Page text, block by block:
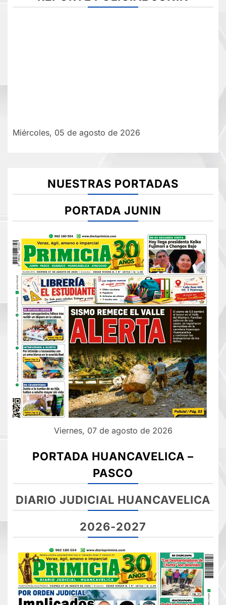
Miércoles, 05 de agosto de 2026
NUESTRAS PORTADAS
PORTADA JUNIN
Viernes, 07 de agosto de 2026
PORTADA HUANCAVELICA –
PASCO
DIARIO JUDICIAL HUANCAVELICA
2026-2027